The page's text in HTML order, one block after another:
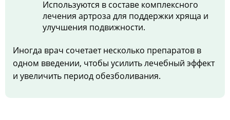
Используются в составе комплексного
лечения артроза для поддержки хряща и
улучшения подвижности.
Иногда врач сочетает несколько препаратов в
одном введении, чтобы усилить лечебный эффект
и увеличить период обезболивания.